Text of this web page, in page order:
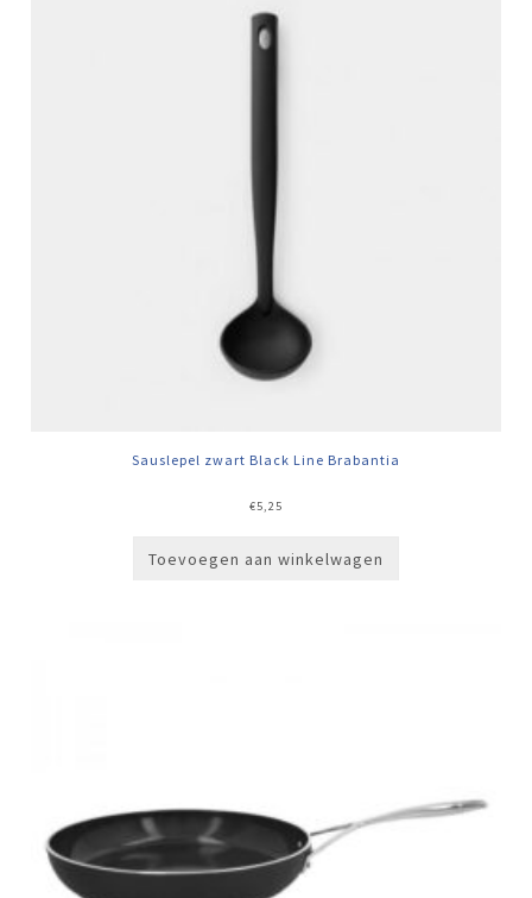
Sauslepel zwart Black Line Brabantia
€5,25
Toevoegen aan winkelwagen